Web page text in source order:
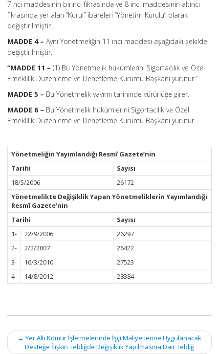
7 nci maddesinin birinci fıkrasında ve 8 inci maddesinin altıncı
fıkrasında yer alan “Kurul” ibareleri “Yönetim Kurulu” olarak
değiştirilmiştir.
MADDE 4 – Aynı Yönetmeliğin 11 inci maddesi aşağıdaki şekilde
değiştirilmiştir.
“MADDE 11 – (1) Bu Yönetmelik hükümlerini Sigortacılık ve Özel
Emeklilik Düzenleme ve Denetleme Kurumu Başkanı yürütür.”
MADDE 5 – Bu Yönetmelik yayımı tarihinde yürürlüğe girer.
MADDE 6 – Bu Yönetmelik hükümlerini Sigortacılık ve Özel
Emeklilik Düzenleme ve Denetleme Kurumu Başkanı yürütür.
Yönetmeliğin Yayımlandığı Resmî Gazete’nin
Tarihi
Sayısı
18/5/2006
26172
Yönetmelikte Değişiklik Yapan Yönetmeliklerin Yayımlandığı
Resmî Gazete’nin
Tarihi
Sayısı
1-
22/9/2006
26297
2-
2/2/2007
26422
3-
16/3/2010
27523
4-
14/8/2012 28384
Post
navigation
← Yer Altı Kömür İşletmelerinde İşçi Maliyetlerine Uygulanacak
Desteğe İlişkin Tebliğde Değişiklik Yapılmasına Dair Tebliğ